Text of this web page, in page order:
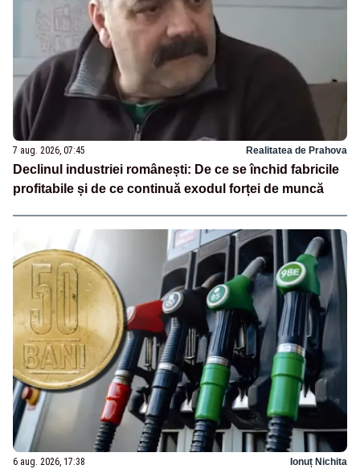
7 aug. 2026, 07:45 Realitatea de Prahova
Declinul industriei românești: De ce se închid fabricile
profitabile și de ce continuă exodul forței de muncă
6 aug. 2026, 17:38 Ionuț Nichita